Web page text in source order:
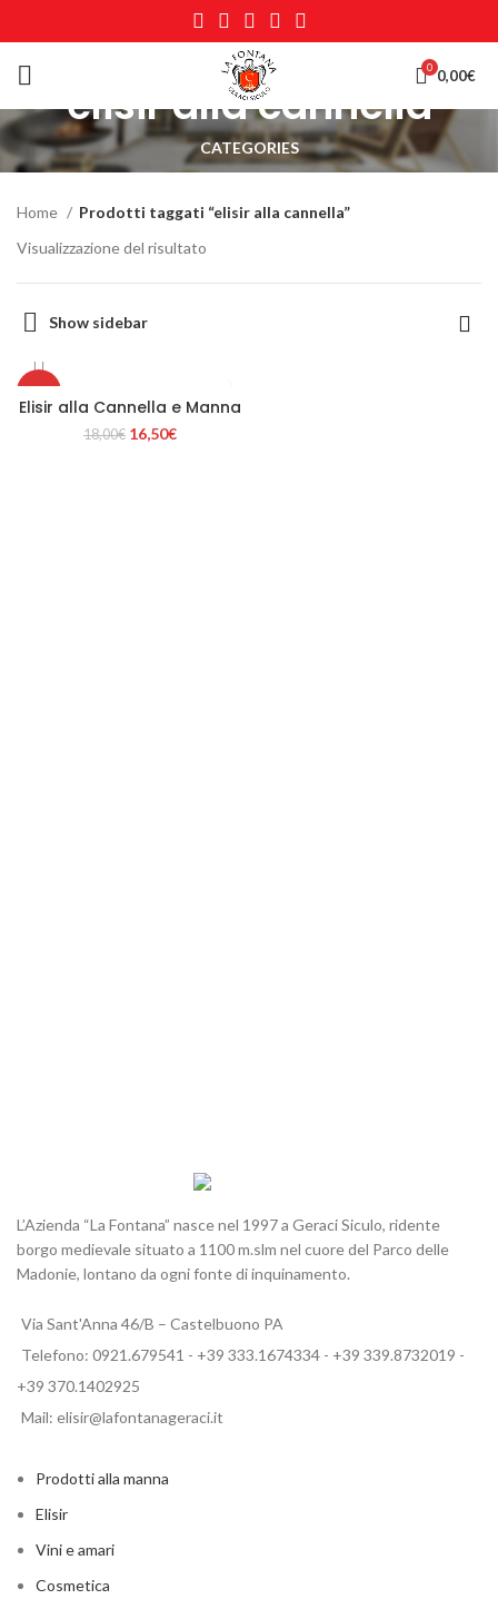
0 0,00€
elisir alla cannella
CATEGORIES
Home
Prodotti taggati “elisir alla cannella”
Visualizzazione del risultato
Show sidebar
Elisir alla Cannella e Manna
18,00€ Il
16,50€Il
L’Azienda “La Fontana” nasce nel 1997 a Geraci Siculo, ridente
borgo medievale situato a 1100 m.slm nel cuore del Parco delle
Madonie, lontano da ogni fonte di inquinamento.
Via Sant'Anna 46/B – Castelbuono PA
Telefono: 0921.679541 - +39 333.1674334 - +39 339.8732019 -
+39 370.1402925
Mail: elisir@lafontanageraci.it
Prodotti alla manna
Elisir
Vini e amari
Cosmetica